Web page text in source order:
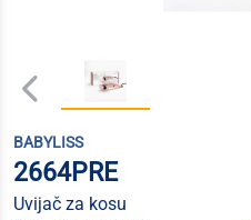
BABYLISS
2664PRE
Uvijač za kosu